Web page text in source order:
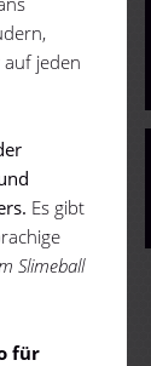
jeden
Es gibt
Slimeball
für